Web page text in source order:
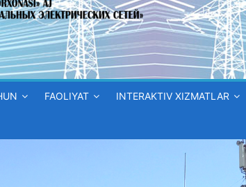
FAOLIYAT INTERAKTIV XIZMATLAR